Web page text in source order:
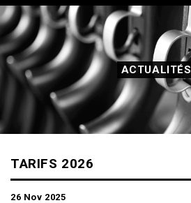
ACTUALITÉS
TARIFS 2026
26 Nov 2025